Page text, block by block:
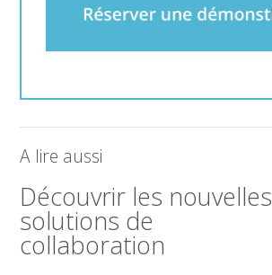
A lire aussi
Découvrir les nouvelles
solutions de
collaboration